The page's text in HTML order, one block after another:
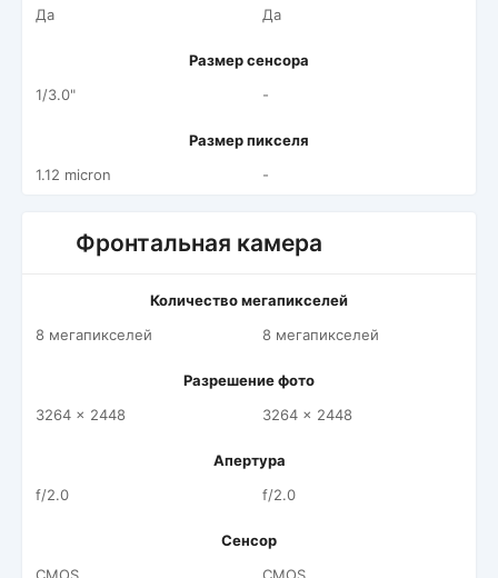
Да
Да
Размер сенсора
1/3.0"
-
Размер пикселя
1.12 micron
-
Фронтальная камера
Количество мегапикселей
8 мегапикселей
8 мегапикселей
Разрешение фото
3264 x 2448
3264 x 2448
Апертура
f/2.0
f/2.0
Сенсор